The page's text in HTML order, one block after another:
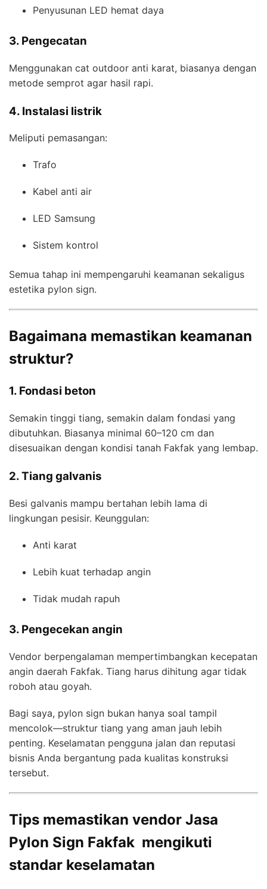
Penyusunan LED hemat daya
3. Pengecatan
Menggunakan cat outdoor anti karat, biasanya dengan
metode semprot agar hasil rapi.
4. Instalasi listrik
Meliputi pemasangan:
Trafo
Kabel anti air
LED Samsung
Sistem kontrol
Semua tahap ini mempengaruhi keamanan sekaligus
estetika pylon sign.
Bagaimana memastikan keamanan
struktur?
1. Fondasi beton
Semakin tinggi tiang, semakin dalam fondasi yang
dibutuhkan. Biasanya minimal 60–120 cm dan
disesuaikan dengan kondisi tanah Fakfak yang lembap.
2. Tiang galvanis
Besi galvanis mampu bertahan lebih lama di
lingkungan pesisir. Keunggulan:
Anti karat
Lebih kuat terhadap angin
Tidak mudah rapuh
3. Pengecekan angin
Vendor berpengalaman mempertimbangkan kecepatan
angin daerah Fakfak. Tiang harus dihitung agar tidak
roboh atau goyah.
Bagi saya, pylon sign bukan hanya soal tampil
mencolok—struktur tiang yang aman jauh lebih
penting. Keselamatan pengguna jalan dan reputasi
bisnis Anda bergantung pada kualitas konstruksi
tersebut.
Tips memastikan vendor Jasa
Pylon Sign Fakfak mengikuti
standar keselamatan